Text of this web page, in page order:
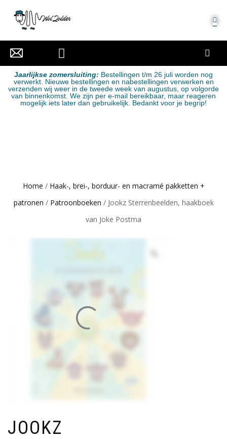
Jaarlijkse zomersluiting: Bestellingen t/m 26 juli worden nog
verwerkt. Nieuwe bestellingen en nabestellingen verwerken en
verzenden wij weer in de tweede week van augustus, op volgorde
van binnenkomst. We zijn per e-mail bereikbaar, maar reageren
mogelijk iets later dan gebruikelijk. Bedankt voor je begrip!
Home / Haak-, brei-, borduur- en macramé pakketten +
patronen / Patroonboeken / Jookz Sterrenbeelden, haakboek
van Joke Postma
JOOKZ